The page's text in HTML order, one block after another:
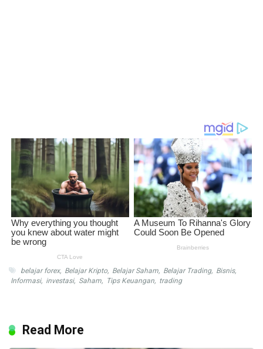
belajar forex, Belajar Kripto, Belajar Saham, Belajar Trading, Bisnis,
Informasi, investasi, Saham, Tips Keuangan, trading
Read More